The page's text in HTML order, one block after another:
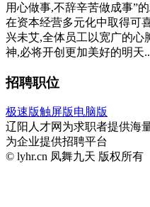
用心做事,不辞辛苦做成事”
在资本经营多元化中取得可
兴未艾,全体员工以宽广的心
神,必将开创更加美好的明天..
招聘职位
极速版触屏版电脑版
辽阳人才网为求职者提供海
为企业提供招聘平台
© lyhr.cn 凤舞九天 版权所有